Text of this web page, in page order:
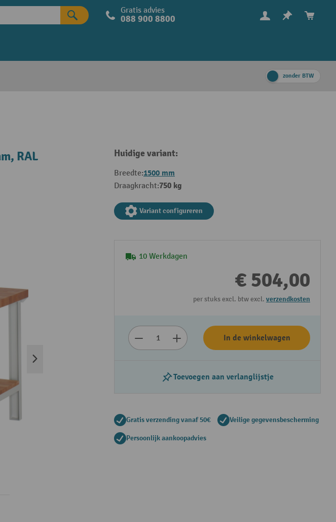
Gratis advies
088 900 8800
zonder BTW
RAL
Huidige variant:
Breedte:1500 mm
Draagkracht:750 kg
Variant configureren
10 Werkdagen
€ 504,00
per stuks excl. btw excl. verzendkosten
In de winkelwagen
Toevoegen aan verlanglijstje
Gratis verzending vanaf 50€ Veilige gegevensbescherming
Persoonlijk aankoopadvies